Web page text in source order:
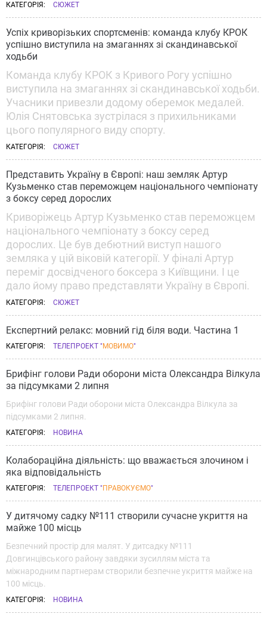
КАТЕГОРІЯ: СЮЖЕТ
Успіх криворізьких спортсменів: команда клубу КРОК
успішно виступила на змаганнях зі скандинавської
ходьби
Команда клубу КРОК з Кривого Рогу успішно
виступила на змаганнях зі скандинавської ходьби.
Учасники привезли додому оберемок медалей.
Юлія Снятовська зустрілася з прихильниками
цього популярного виду спорту.
КАТЕГОРІЯ: СЮЖЕТ
Представить Україну в Європі: наш земляк Артур
Кузьменко став переможцем національного чемпіонату
з боксу серед дорослих
Криворіжець Артур Кузьменко став переможцем
національного чемпіонату з боксу серед
дорослих. Це був дебютний виступ нашого
земляка у цій віковій категорії. У фіналі Артур
переміг досвідченого боксера з Київщини. І це
дало йому право представляти Україну в Європі.
КАТЕГОРІЯ: СЮЖЕТ
Експертний релакс: мовний гід біля води. Частина 1
КАТЕГОРІЯ: ТЕЛЕПРОЕКТ "МОВИМО"
Брифінг голови Ради оборони міста Олександра Вілкула
за підсумками 2 липня
Брифінг голови Ради оборони міста Олександра Вілкула за
підсумками 2 липня.
КАТЕГОРІЯ: НОВИНА
Колабораційна діяльність: що вважається злочином і
яка відповідальність
КАТЕГОРІЯ: ТЕЛЕПРОЕКТ "ПРАВОКУЄМО"
У дитячому садку №111 створили сучасне укриття на
майже 100 місць
Безпечний простір для малят. У дитсадку №111
Довгинцівського району завдяки зусиллям міста та
міжнародним партнерам створили безпечне укриття майже на
100 місць.
КАТЕГОРІЯ: НОВИНА